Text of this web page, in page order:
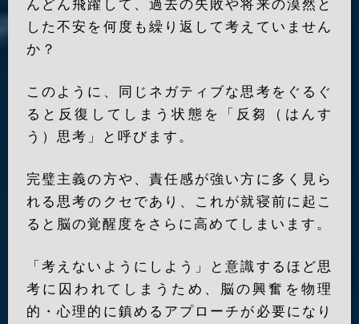
んどん飛躍して、過去の失敗や将来の漠然と
した不安を何度も繰り返して考えていません
か？
このように、同じネガティブな思考をぐるぐ
ると反復してしまう状態を「反芻（はんす
う）思考」と呼びます。
完璧主義の方や、責任感が強い方に多く見ら
れる思考のクセであり、これが就寝前に起こ
ると脳の覚醒度をさらに高めてしまいます。
「考えないようにしよう」と意識するほど思
考に囚われてしまうため、脳の興奮を物理
的・心理的に鎮めるアプローチが必要になり